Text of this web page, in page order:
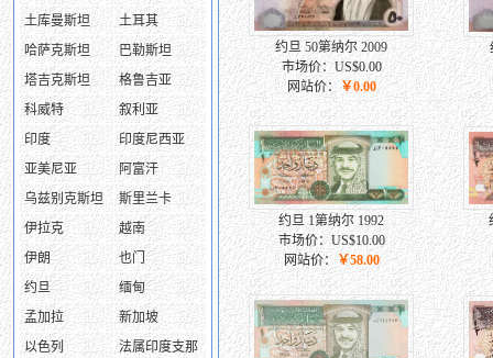
土库曼斯坦
土耳其
哈萨克斯坦
巴勒斯坦
塔吉克斯坦
格鲁吉亚
科威特
叙利亚
印度
印度尼西亚
亚美尼亚
阿富汗
乌兹别克斯坦
斯里兰卡
伊拉克
越南
伊朗
也门
约旦
缅甸
孟加拉
新加坡
以色列
法属印度支那
约旦 50第纳尔 2009
市场价：US$0.00
网站价： ￥0.00
约旦 1第纳尔 1992
市场价：US$10.00
网站价： ￥58.00